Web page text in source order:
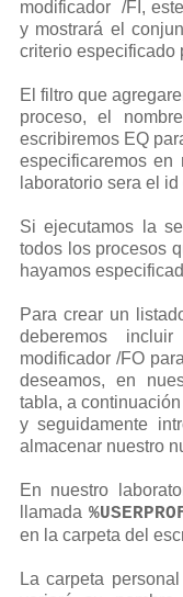
modificador /FI,
y mostrará el
criterio especificado
El filtro que
proceso, el
escribiremos EQ
especificaremos en
laboratorio sera el
Si ejecutamos la
todos los procesos
hayamos
Para crear un
deberemos
modificador /FO
deseamos, en
tabla, a
y seguidamente
almacenar nuestro
En nuestro
llamada
en la carpeta del
La carpeta